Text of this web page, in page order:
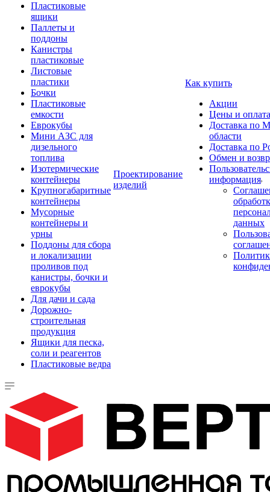
Пластиковые
ящики
Паллеты и
поддоны
Канистры
пластиковые
Листовые
пластики
Бочки
Пластиковые
емкости
Еврокубы
Мини АЗС для
дизельного
топлива
Изотермические
контейнеры
Крупногабаритные
контейнеры
Мусорные
контейнеры и
урны
Поддоны для сбора
и локализации
проливов под
канистры, бочки и
еврокубы
Для дачи и сада
Дорожно-
строительная
продукция
Ящики для песка,
соли и реагентов
Пластиковые ведра
Проектирование
изделий
Как купить
Акции
Цены и оплата
Доставка по
области
Доставка по
Обмен и
информация
данных